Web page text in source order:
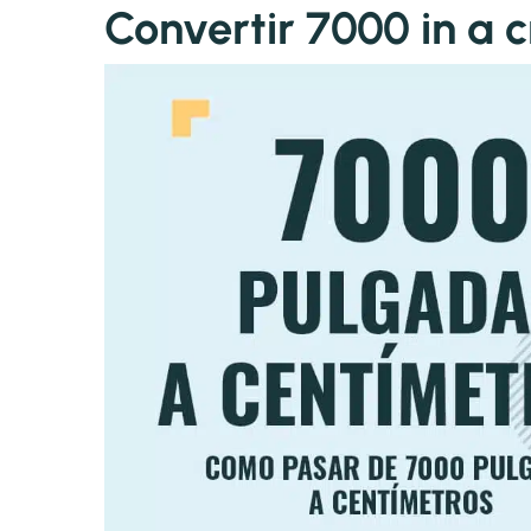
Convertir 7000 in a